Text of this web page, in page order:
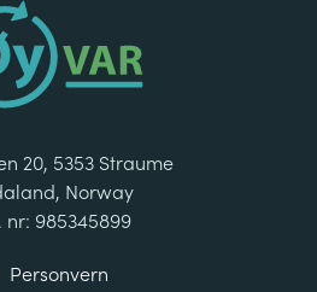
20, 5353 Straume
Norway
nr: 985345899
Personvern